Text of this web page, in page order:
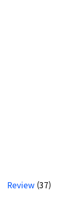
Review (37)